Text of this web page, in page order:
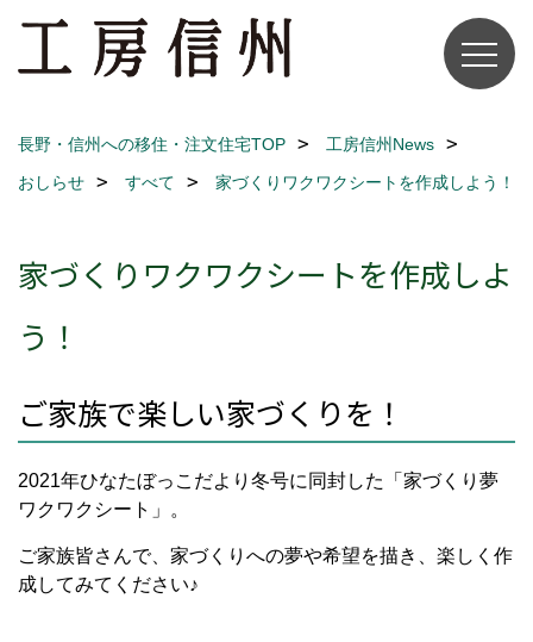
長野・信州への移住・注文住宅TOP
工房信州News
おしらせ
すべて 家づくりワクワクシートを作成しよう！
家づくりワクワクシートを作成しよ
う！
ご家族で楽しい家づくりを！
2021年ひなたぼっこだより冬号に同封した「家づくり夢
ワクワクシート」。
ご家族皆さんで、家づくりへの夢や希望を描き、楽しく作
成してみてください♪